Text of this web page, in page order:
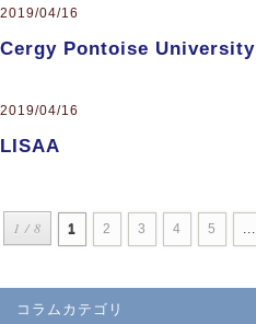
2019/04/16
Cergy Pontoise University
2019/04/16
LISAA
1 / 8 1 2 3 4 5 ...
コラムカテゴリ